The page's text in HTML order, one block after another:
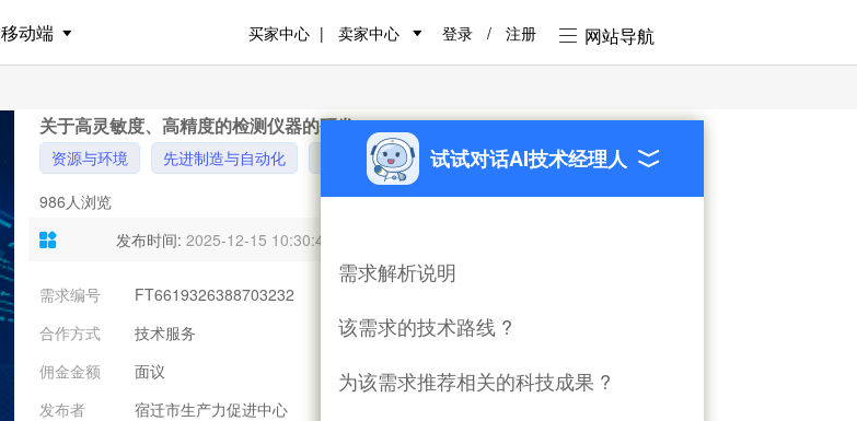
移动端 登录 / 注册 网站导航
买家中心 卖家中心
关于高灵敏度、高精度的检测仪器的研发
资源与环境 先进制造与自动化
人工智能
986人浏览
发布时间: 2025-12-15 10:30:44
需求编号 FT6619326388703232
合作方式
技术服务 意向投入 面议
佣金金额 面议 联系方式 0527-xxxx8715【点击查看】
发布者
宿迁市生产力促进中心
试试对话AI技术经理人
需求解析说明
该需求的技术路线 ?
为该需求推荐相关的科技成果 ?